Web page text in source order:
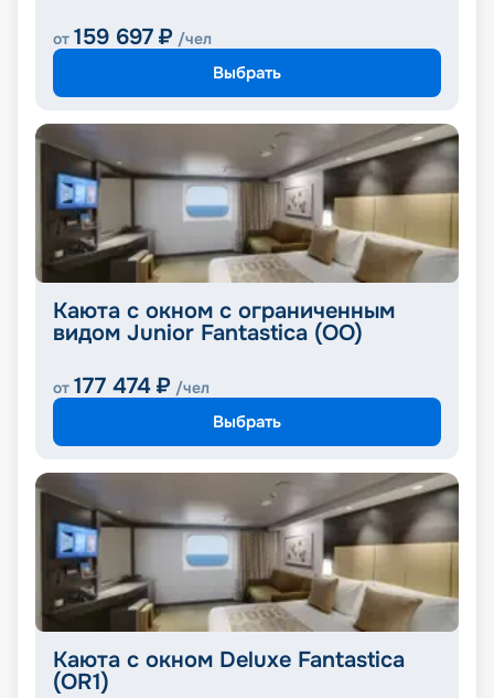
от 159 697 ₽ /чел
Выбрать
Каюта с окном с ограниченным
видом Junior Fantastica (OO)
от 177 474 ₽ /чел
Выбрать
Каюта с окном Deluxe Fantastica
(OR1)